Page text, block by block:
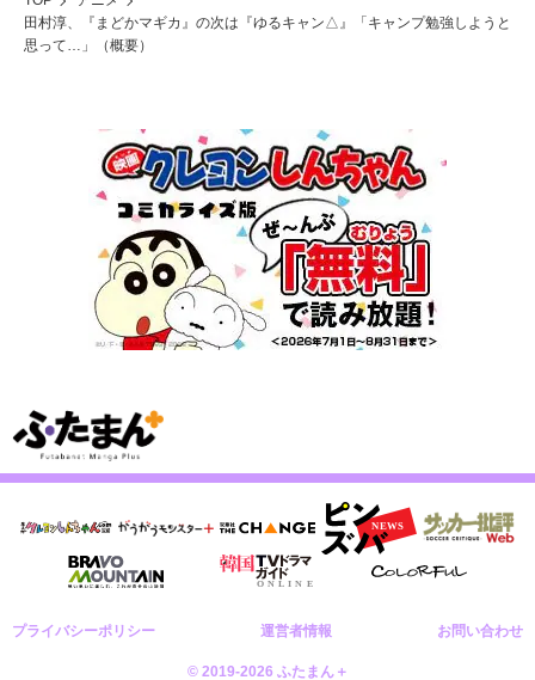
田村淳、『まどかマギカ』の次は『ゆるキャン△』「キャンプ勉強しようと
思って…」（概要）
プライバシーポリシー 運営者情報 お問い合わせ
© 2019-2026 ふたまん＋